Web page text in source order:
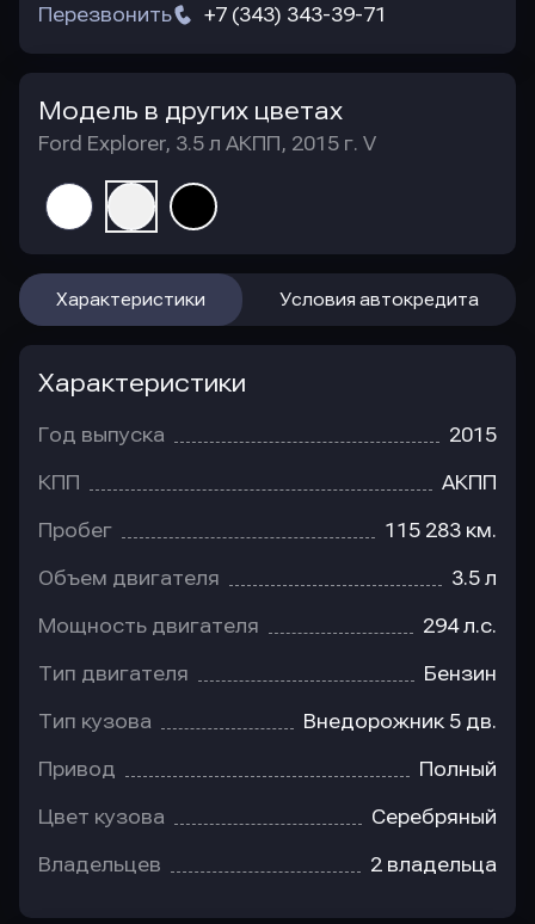
+7 (343) 343-39-71
Перезвонить
Модель в других цветах
Ford Explorer, 3.5 л АКПП, 2015 г. V
Характеристики Условия автокредита
Характеристики
Год выпуска 2015
КПП АКПП
Пробег 115 283 км.
Объем двигателя 3.5 л
Мощность двигателя 294 л.с.
Тип двигателя Бензин
Тип кузова Внедорожник 5 дв.
Привод Полный
Цвет кузова Серебряный
Владельцев 2 владельца